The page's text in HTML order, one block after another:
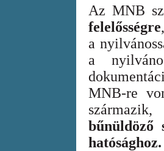
Az MNB
felelősségre
a
a
MNB-re
bűnüldöző
hatósághoz.